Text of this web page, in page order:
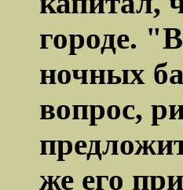
городе.
ночных
вопрос,
же его